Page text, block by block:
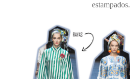
estampados.